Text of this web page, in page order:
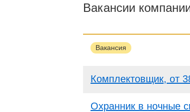
Вакансии
Вакансия
Комплектовщик, от
Охранник в ночные